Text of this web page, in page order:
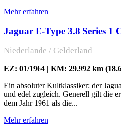
Mehr erfahren
Jaguar E-Type 3.8 Series 1
Niederlande / Gelderland
EZ: 01/1964 | KM: 29.992 km
Ein absoluter Kultklassiker: der
und edel zugleich. Generell gilt die
dem Jahr 1961 als die...
Mehr erfahren